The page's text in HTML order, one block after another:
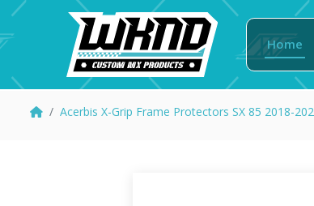
Home
Acerbis X-Grip Frame Protectors SX 85 2018-